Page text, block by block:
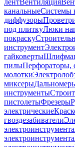
лентВентиляция
канальныеСистемы
диффузоры
под плиткуЛюки
покраску
инструмент
гайковерты
пилыПерфораторы,
молотки
миксеры
инструменты
пистолетыФрезеры
электрические
гвоздезабиватели
электроинструмента
электроинструмента